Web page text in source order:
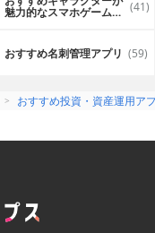
魅力的なスマホゲームア (41)
おすすめ名刺管理アプリ (59)
おすすめ投資・資産運用ア